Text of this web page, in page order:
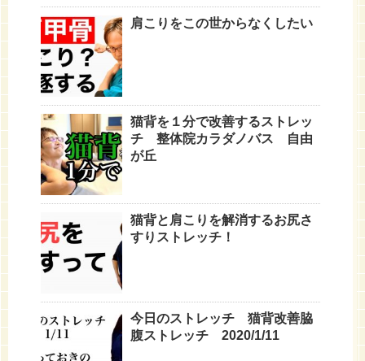
肩こりをこの世からなくしたい
猫背を１分で改善するストレッ
チ 整体院カラダノバス 自由
が丘
猫背と肩こりを解消するお尻さ
すりストレッチ！
今日のストレッチ 猫背改善脇
腹ストレッチ 2020/1/11